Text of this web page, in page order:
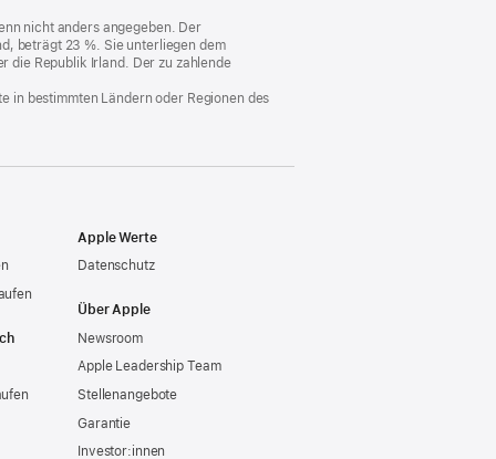
nicht anders angegeben. Der
beträgt 23 %. Sie unterliegen dem
die Republik Irland. Der zu zahlende
in bestimmten Ländern oder Regionen des
Apple Werte
Datenschutz
Über Apple
Newsroom
Apple Leadership Team
Stellenangebote
Garantie
Investor:innen